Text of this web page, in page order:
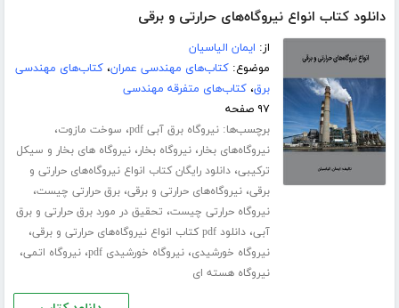
دانلود کتاب انواع نیروگاه‌های حرارتی و برقی
از: ایمان الیاسیان
موضوع:کتاب‌های مهندسی عمران،کتاب‌های مهندسی
برق،کتاب‌های متفرقه مهندسی
۹۷ صفحه
برچسب‌ها:نیروگاه برق آبی pdf ، سوخت مازوت،
نیروگاه‌های بخار،نیروگاه بخار،نیروگاه های بخار و سیکل
ترکیبی،دانلود رایگان کتاب انواع نیروگاه‌های حرارتی و
برقی،نیروگاه‌های حرارتی و برقی،برق حرارتی چیست،
نیروگاه حرارتی چیست، تحقیق در مورد برق حرارتی و برق
آبی،دانلود pdf کتاب انواع نیروگاه‌های حرارتی و برقی ،
نیروگاه خورشیدی،نیروگاه خورشیدی pdf ،نیروگاه اتمی،
نیروگاه هسته ای